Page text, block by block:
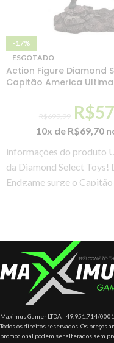
-17%
ESGOTADO
Action Figure Diamond
Capitão America
R$699,99 R$
10x de R$69,70
informações do produto
da Diamond Select Toys!
Endgame surge o
Maximus Gamer LTDA - 49.951.714/
Todos os direitos reservados. Os preços
promocional podem ser alterados sem